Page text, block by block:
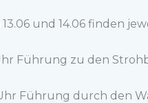
13.06 und 14.06 finden
Führung zu den
Führung durch den